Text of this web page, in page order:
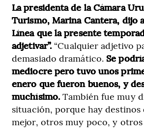
La presidenta de la Cámara
Turismo, Marina Cantera, dijo
Línea que la presente
adjetivar”.“Cualquier adjetivo
demasiado dramático. Se
mediocre pero tuvo unos
enero que fueron buenos, y
muchísimo.También fue muy
situación, porque hay destinos
mejor, otros muy poco, y otros